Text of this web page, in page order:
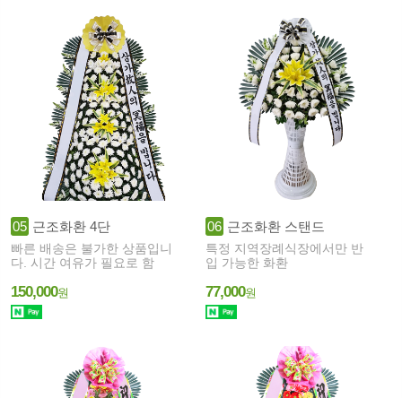
05 근조화환 4단
빠른 배송은 불가한 상품입니
다. 시간 여유가 필요로 함
150,000원
06 근조화환 스탠드
특정 지역장례식장에서만 반
입 가능한 화환
77,000원